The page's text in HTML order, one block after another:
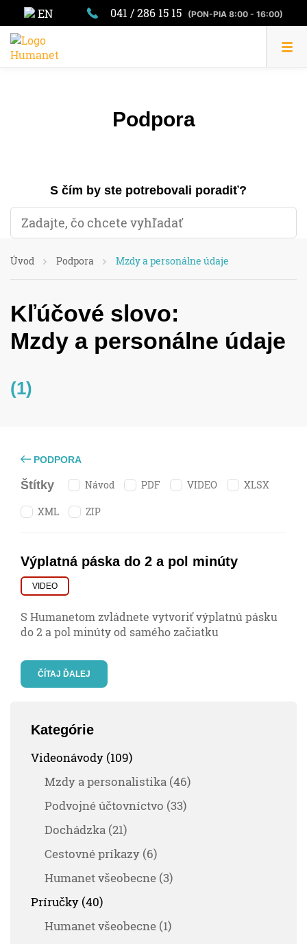
EN 041 / 286 15 15 (PON-PIA 8:00 - 16:00)
Podpora
S čím by ste potrebovali poradiť?
Úvod Podpora Mzdy a personálne údaje
Kľúčové slovo:
Mzdy a personálne údaje
(1)
PODPORA
Štítky Návod PDF VIDEO XLSX
XML ZIP
Výplatná páska do 2 a pol minúty
VIDEO
S Humanetom zvládnete vytvoriť výplatnú pásku
do 2 a pol minúty od samého začiatku
ČÍTAJ ĎALEJ
Kategórie
Videonávody (109)
Mzdy a personalistika (46)
Podvojné účtovníctvo (33)
Dochádzka (21)
Cestovné príkazy (6)
Humanet všeobecne (3)
Príručky (40)
Humanet všeobecne (1)